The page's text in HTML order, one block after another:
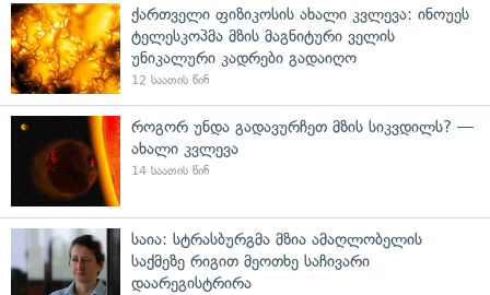
ქართველი ფიზიკოსის ახალი კვლევა: ინოუეს
ტელესკოპმა მზის მაგნიტური ველის
უნიკალური კადრები გადაიღო
12 საათის წინ
როგორ უნდა გადავურჩეთ მზის სიკვდილს? —
ახალი კვლევა
14 საათის წინ
საია: სტრასბურგმა მზია ამაღლობელის
საქმეზე რიგით მეოთხე საჩივარი
დაარეგისტრირა